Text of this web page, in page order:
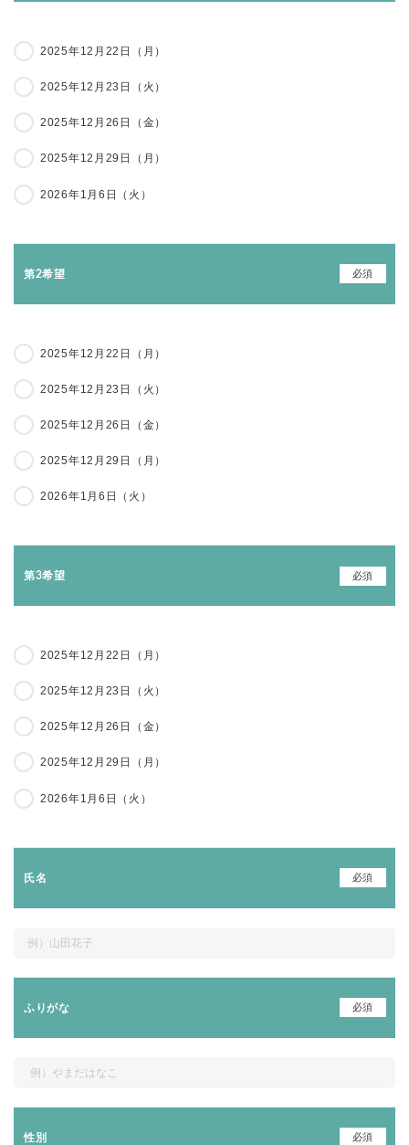
2025年12月22日（月）
2025年12月23日（火）
2025年12月26日（金）
2025年12月29日（月）
2026年1月6日（火）
第2希望 必須
2025年12月22日（月）
2025年12月23日（火）
2025年12月26日（金）
2025年12月29日（月）
2026年1月6日（火）
第3希望 必須
2025年12月22日（月）
2025年12月23日（火）
2025年12月26日（金）
2025年12月29日（月）
2026年1月6日（火）
氏名 必須
ふりがな 必須
性別 必須